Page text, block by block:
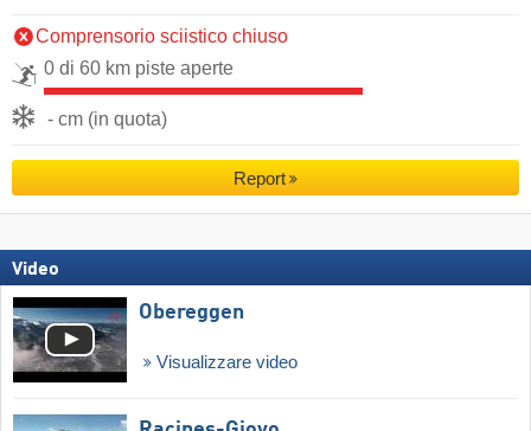
Comprensorio sciistico chiuso
0 di 60 km piste aperte
- cm (in quota)
Report
Video
Obereggen
Visualizzare video